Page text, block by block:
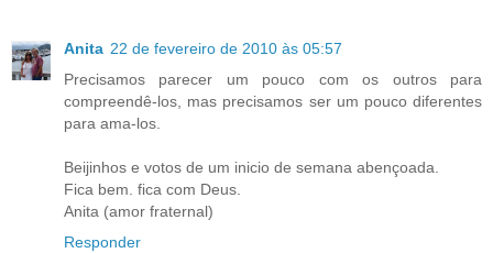
Anita 22 de fevereiro de 2010 às 05:57
Precisamos parecer um pouco com os outros para
compreendê-los, mas precisamos ser um pouco diferentes
para ama-los.
Beijinhos e votos de um inicio de semana abençoada.
Fica bem. fica com Deus.
Anita (amor fraternal)
Responder